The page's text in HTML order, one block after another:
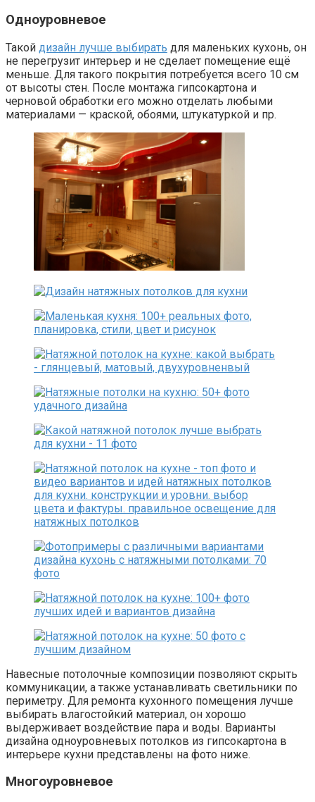
Одноуровневое
Такой дизайн лучше выбирать для маленьких кухонь, он
не перегрузит интерьер и не сделает помещение ещё
меньше. Для такого покрытия потребуется всего 10 см
от высоты стен. После монтажа гипсокартона и
черновой обработки его можно отделать любыми
материалами — краской, обоями, штукатуркой и пр.
Навесные потолочные композиции позволяют скрыть
коммуникации, а также устанавливать светильники по
периметру. Для ремонта кухонного помещения лучше
выбирать влагостойкий материал, он хорошо
выдерживает воздействие пара и воды. Варианты
дизайна одноуровневых потолков из гипсокартона в
интерьере кухни представлены на фото ниже.
Многоуровневое